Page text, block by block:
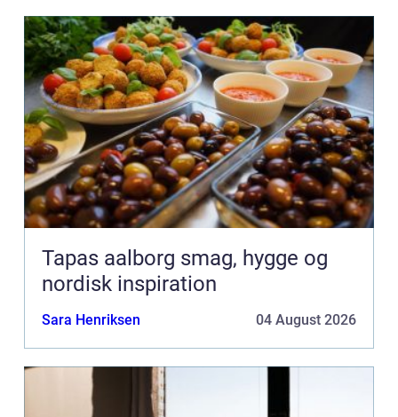
Tapas aalborg smag, hygge og
nordisk inspiration
Sara Henriksen 04 August 2026